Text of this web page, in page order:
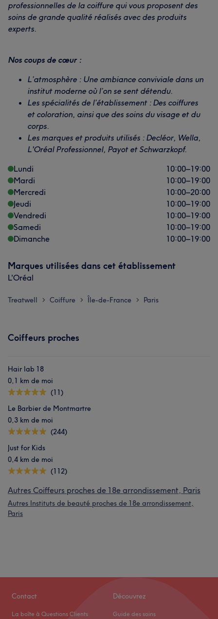
professionnelles de la coiffure qui vous proposent des
soins de grande qualité réalisés avec des produits
experts.
Nos coups de cœur :
L’atmosphère : Une ambiance conviviale dans un
institut moderne où l’on se sent détendu.
Les spécialités de l’établissement : Des coiffures
et coloration, ainsi que des soins du visage et du
corps.
Les marques et produits utilisés : Decléor, Wella,
L'Oréal Professionnel, Payot et Schwarzkopf.
Lundi
10:00–19:00
Mardi
10:00–19:00
Mercredi
10:00–20:00
Jeudi
10:00–19:00
Vendredi
10:00–19:00
Samedi
10:00–19:00
Dimanche
10:00–19:00
Marques utilisées dans cet établissement
L'Oréal
Treatwell > Coiffure > Île-de-France > Paris
Coiffeurs proches
Hair lab 18
0,1 km de moi
(11)
Le Barbier de Montmartre
0,3 km de moi
(244)
Just for Kids
0,4 km de moi
(112)
Autres Coiffeurs proches de 18e arrondissement, Paris
Autres Instituts de beauté proches de 18e arrondissement,
Paris
Contact
La boîte à Questions Clients
Découvrez
Guide des soins